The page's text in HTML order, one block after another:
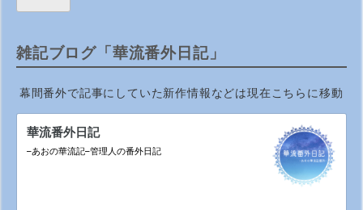
雑記ブログ「華流番外日記」
幕間番外で記事にしていた新作情報などは現在こちらに移動